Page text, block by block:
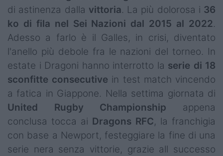
Super Rugby
Rugby in TV
Mercato
Serie A Elite
Campionati
Serie A
Serie B
di astinenza dalla vittoria. La più dolorosa i 36
ko di fila nel Sei Nazioni dal 2015 al 2022.
Adesso a farlo è il Galles, in crisi, diventato
l'anello più debole fra le nazioni del torneo. In
estate i Dragoni hanno interrotto la serie di 18
sconfitte consecutive in test match vincendo
a fatica in Giappone. Nella settima giornata di
United Rugby Championship appena
conclusa tocca ai Dragons RFC, la franchigia
con base a Newport, festeggiare la fine di una
serie nera senza vittorie, grazie all successo